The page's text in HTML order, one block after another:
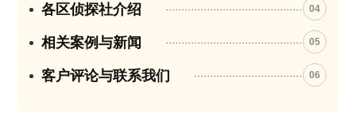
各区侦探社介绍 04
相关案例与新闻 05
客户评论与联系我们 06